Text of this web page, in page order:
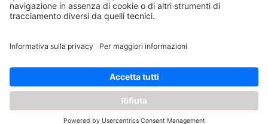
(+39)027021121
E-mail:eeinfo@eenet.it
ORARI
Lunedì — Giovedì: - 08:30 - 13:00 – 14:00 - 17:30
Venerdì: - 08:30 - 13:00 – 14:00 - 16:00
offrirti la migliore navigazione
OK